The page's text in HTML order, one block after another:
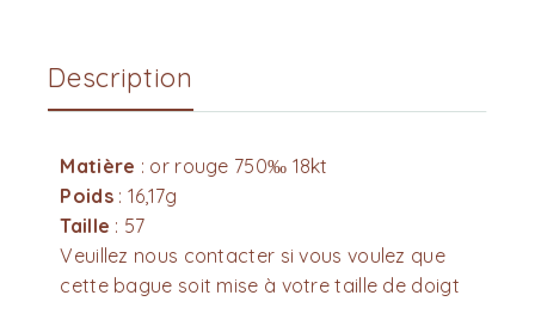
Description
Matière : or rouge 750‰ 18kt
Poids: 16,17g
Taille : 57
Veuillez nous contacter si vous voulez que
cette bague soit mise à votre taille de doigt